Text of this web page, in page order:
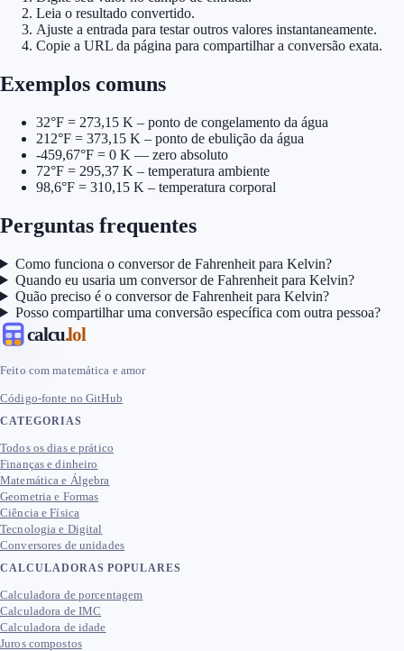
Leia o resultado convertido.
Ajuste a entrada para testar outros valores instantaneamente.
Copie a URL da página para compartilhar a conversão exata.
Exemplos comuns
32°F = 273,15 K – ponto de congelamento da água
212°F = 373,15 K – ponto de ebulição da água
-459,67°F = 0 K — zero absoluto
72°F = 295,37 K – temperatura ambiente
98,6°F = 310,15 K – temperatura corporal
Perguntas frequentes
Como funciona o conversor de Fahrenheit para Kelvin?
Quando eu usaria um conversor de Fahrenheit para Kelvin?
Quão preciso é o conversor de Fahrenheit para Kelvin?
Posso compartilhar uma conversão específica com outra pessoa?
calcu.lol
Feito com matemática e amor
Código-fonte no GitHub
CATEGORIAS
Todos os dias e prático
Finanças e dinheiro
Matemática e Álgebra
Geometria e Formas
Ciência e Física
Tecnologia e Digital
Conversores de unidades
CALCULADORAS POPULARES
Calculadora de porcentagem
Calculadora de IMC
Calculadora de idade
Juros compostos